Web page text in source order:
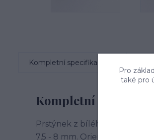
Kompletní specifikace
Kompletní specifikace
Prstýnek z bílého zlata je
7,5 - 8 mm. Orientační váha
Pro
také pro